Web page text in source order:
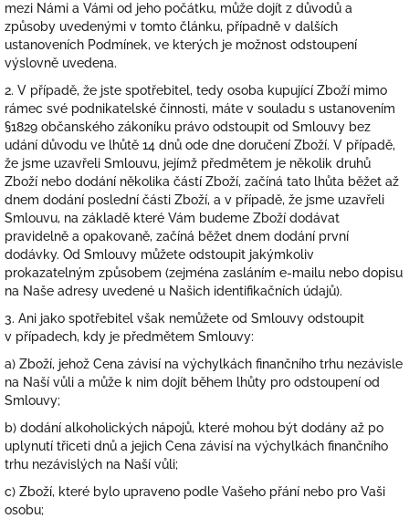
mezi Námi a Vámi od jeho počátku, může dojít z důvodů a
způsoby uvedenými v tomto článku, případně v dalších
ustanoveních Podmínek, ve kterých je možnost odstoupení
výslovně uvedena.
2. V případě, že jste spotřebitel, tedy osoba kupující Zboží mimo
rámec své podnikatelské činnosti, máte v souladu s ustanovením
§1829 občanského zákoníku právo odstoupit od Smlouvy bez
udání důvodu ve lhůtě 14 dnů ode dne doručení Zboží. V případě,
že jsme uzavřeli Smlouvu, jejímž předmětem je několik druhů
Zboží nebo dodání několika částí Zboží, začíná tato lhůta běžet až
dnem dodání poslední části Zboží, a v případě, že jsme uzavřeli
Smlouvu, na základě které Vám budeme Zboží dodávat
pravidelně a opakovaně, začíná běžet dnem dodání první
dodávky. Od Smlouvy můžete odstoupit jakýmkoliv
prokazatelným způsobem (zejména zasláním e-mailu nebo dopisu
na Naše adresy uvedené u Našich identifikačních údajů).
3. Ani jako spotřebitel však nemůžete od Smlouvy odstoupit
v případech, kdy je předmětem Smlouvy:
a) Zboží, jehož Cena závisí na výchylkách finančního trhu nezávisle
na Naší vůli a může k nim dojít během lhůty pro odstoupení od
Smlouvy;
b) dodání alkoholických nápojů, které mohou být dodány až po
uplynutí třiceti dnů a jejich Cena závisí na výchylkách finančního
trhu nezávislých na Naší vůli;
c) Zboží, které bylo upraveno podle Vašeho přání nebo pro Vaši
osobu;